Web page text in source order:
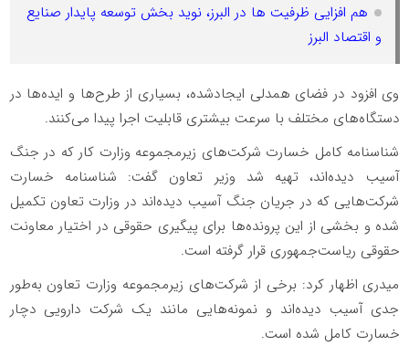
هم افزایی ظرفیت ها در البرز، نوید بخش توسعه پایدار صنایع
و اقتصاد البرز
وی افزود در فضای همدلی ایجادشده، بسیاری از طرح‌ها و ایده‌ها در
دستگاه‌های مختلف با سرعت بیشتری قابلیت اجرا پیدا می‌کنند.
شناسنامه کامل خسارت شرکت‌های زیرمجموعه وزارت کار که در جنگ
آسیب دیده‌اند، تهیه شد وزیر تعاون گفت: شناسنامه خسارت
شرکت‌هایی که در جریان جنگ آسیب‌ دیده‌اند در وزارت تعاون تکمیل
شده و بخشی از این پرونده‌ها برای پیگیری حقوقی در اختیار معاونت
حقوقی ریاست‌جمهوری قرار گرفته است.
میدری اظهار کرد: برخی از شرکت‌های زیرمجموعه وزارت تعاون به‌طور
جدی آسیب دیده‌اند و نمونه‌هایی مانند یک شرکت دارویی دچار
خسارت کامل شده است.